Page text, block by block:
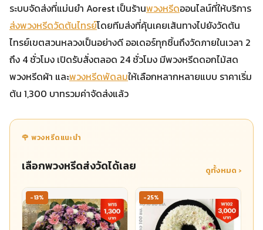
ระบบจัดส่งที่แม่นยำ Aorest เป็นร้านพวงหรีดออนไลน์ที่ให้บริการ
ส่งพวงหรีดวัดต้นไทรย์โดยทีมส่งที่คุ้นเคยเส้นทางไปยังวัดต้น
ไทรย์เขตสวนหลวงเป็นอย่างดี ออเดอร์ทุกชิ้นถึงวัดภายในเวลา 2
ถึง 4 ชั่วโมง เปิดรับสั่งตลอด 24 ชั่วโมง มีพวงหรีดดอกไม้สด
พวงหรีดผ้า และพวงหรีดพัดลมให้เลือกหลากหลายแบบ ราคาเริ่ม
ต้น 1,300 บาทรวมค่าจัดส่งแล้ว
🌹 พวงหรีดแนะนำ
เลือกพวงหรีดส่งวัดได้เลย ดูทั้งหมด ›
-13% -25%